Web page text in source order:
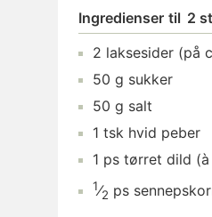
Ingredienser til 2
2 laksesider (på
50 g sukker
50 g salt
1 tsk hvid peber
1 ps tørret dild
1⁄2 ps